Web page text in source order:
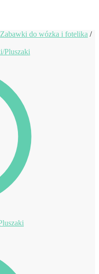
Zabawki do wózka i fotelika /